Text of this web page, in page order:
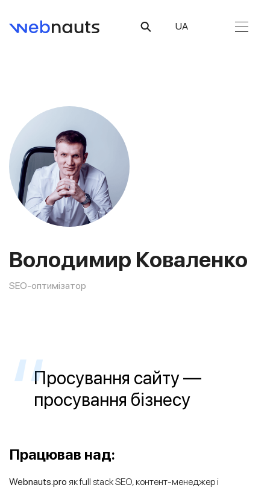
UA
Володимир Коваленко
SEO-оптимізатор
Просування сайту —
просування бізнесу
Працював над:
Webnauts.pro як full stack SЕО, контент-менеджер і